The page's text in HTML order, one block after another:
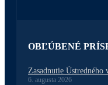
OBĽÚBENÉ
Zasadnutie
6. augusta 2026